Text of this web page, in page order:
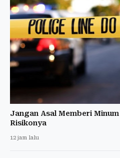
Jangan Asal Memberi
Risikonya
12 jam lalu